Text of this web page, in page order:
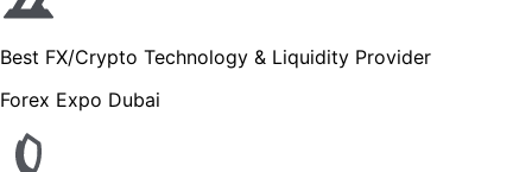
Best FX/Crypto Technology & Liquidity Provider
Forex Expo Dubai